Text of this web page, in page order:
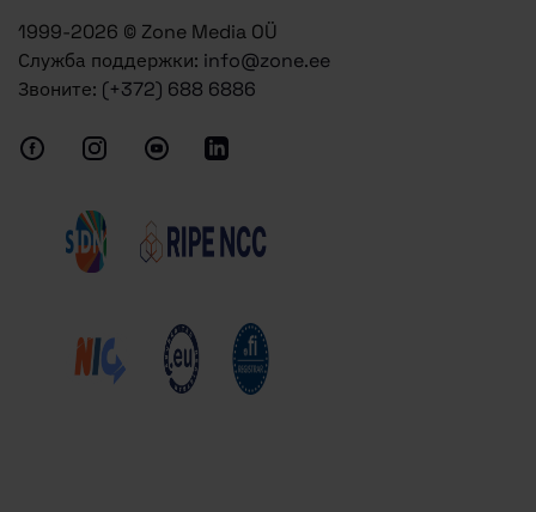
1999-2026 © Zone Media OÜ
Служба поддержки: info@zone.ee
Звоните: (+372) 688 6886